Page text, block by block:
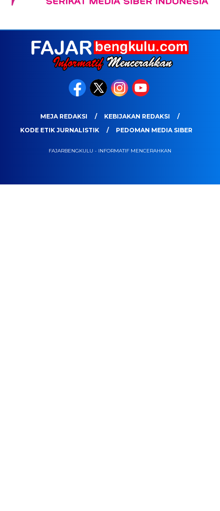
MEJA REDAKSI
KEBIJAKAN REDAKSI
KODE ETIK JURNALISTIK
PEDOMAN MEDIA SIBER
FAJARBENGKULU - INFORMATIF MENCERAHKAN